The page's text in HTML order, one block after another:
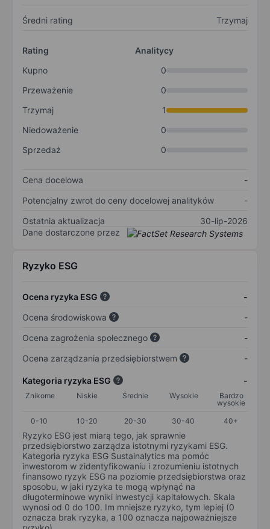
Średni rating Trzymaj
Rating
Analitycy
Kupno
0
Przeważenie
0
Trzymaj
1
Niedoważenie
0
Sprzedaż
0
Cena docelowa
-
Potencjalny zwrot do ceny docelowej analityków
-
Ostatnia aktualizacja
30-lip-2026
Dane dostarczone przez
Ryzyko ESG
Ocena ryzyka ESG
-
Ocena środowiskowa
-
Ocena zagrożenia społecznego
-
Ocena zarządzania przedsiębiorstwem
-
Kategoria ryzyka ESG -
Znikome Niskie Średnie Wysokie
Bardzo
wysokie
0-10
10-20 20-30 30-40 40+
Ryzyko ESG jest miarą tego, jak sprawnie
przedsiębiorstwo zarządza istotnymi ryzykami ESG.
Kategoria ryzyka ESG Sustainalytics ma pomóc
inwestorom w zidentyfikowaniu i zrozumieniu istotnych
finansowo ryzyk ESG na poziomie przedsiębiorstwa oraz
sposobu, w jaki ryzyka te mogą wpłynąć na
długoterminowe wyniki inwestycji kapitałowych. Skala
wynosi od 0 do 100. Im mniejsze ryzyko, tym lepiej (0
oznacza brak ryzyka, a 100 oznacza najpoważniejsze